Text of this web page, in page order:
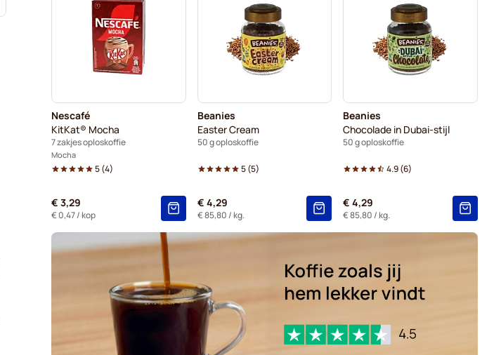
Nescafé
KitKat® Mocha
7 zakjes oploskoffie
Mocha
5(4)
€ 3,29
€ 0,47/ kop
Beanies
Easter Cream
50 g oploskoffie
5(5)
€ 4,29
€ 85,80 / kg.
Beanies
Chocolade in Dubai-stijl
50 g oploskoffie
4.9(6)
€ 4,29
€ 85,80 / kg.